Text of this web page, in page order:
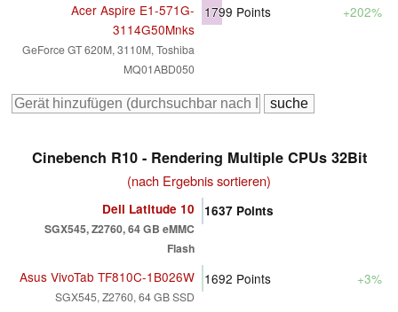
Acer Aspire E1-571G-
3114G50Mnks
GeForce GT 620M, 3110M, Toshiba
MQ01ABD050
1799 Points +202%
Cinebench R10 - Rendering Multiple CPUs 32Bit
(nach Ergebnis sortieren)
Dell Latitude 10
SGX545, Z2760, 64 GB eMMC
Flash
1637 Points
Asus VivoTab TF810C-1B026W
SGX545, Z2760, 64 GB SSD
1692 Points +3%